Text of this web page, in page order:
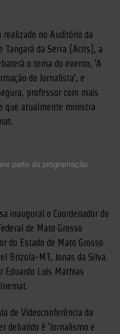
no Auditório da
Tangará da Serra (Acits), a
o tema do evento, ‘A
do Jornalista’, e
professor com mais
que atualmente ministra
parte da programação.
inaugural o Coordenador do
de Mato Grosso
do Estado de Mato Grosso
Brizola-MT, Jonas da Silva.
Eduardo Luis Mathias
de Videoconferência da
debatido é ‘Jornalismo e